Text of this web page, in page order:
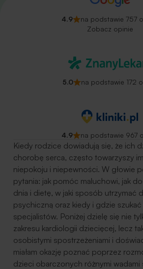
4.9
na podstawie 757
Zobacz opinie
5.0 na podstawie 172
4.9 na podstawie 967
Kiedy rodzice dowiadują się, że ich
chorobę serca, często towarzyszy
niepokoju i niepewności. W głowie
pytania: jak pomóc maluchowi, jak
dnia i dietę, w jaki sposób utrzymać
psychiczną oraz kiedy i gdzie
specjalistów. Poniżej dzielę się nie
zakresu kardiologii dziecięcej, lecz
osobistymi spostrzeżeniami i
miałam okazję poznać poprzez
dzieci obarczonych różnymi wadami